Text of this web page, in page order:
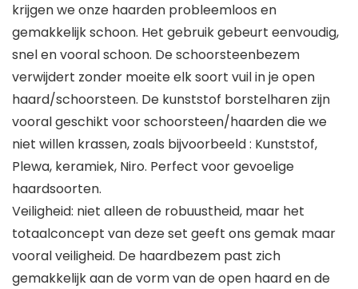
krijgen we onze haarden probleemloos en
gemakkelijk schoon. Het gebruik gebeurt eenvoudig,
snel en vooral schoon. De schoorsteenbezem
verwijdert zonder moeite elk soort vuil in je open
haard/schoorsteen. De kunststof borstelharen zijn
vooral geschikt voor schoorsteen/haarden die we
niet willen krassen, zoals bijvoorbeeld : Kunststof,
Plewa, keramiek, Niro. Perfect voor gevoelige
haardsoorten.
Veiligheid: niet alleen de robuustheid, maar het
totaalconcept van deze set geeft ons gemak maar
vooral veiligheid. De haardbezem past zich
gemakkelijk aan de vorm van de open haard en de